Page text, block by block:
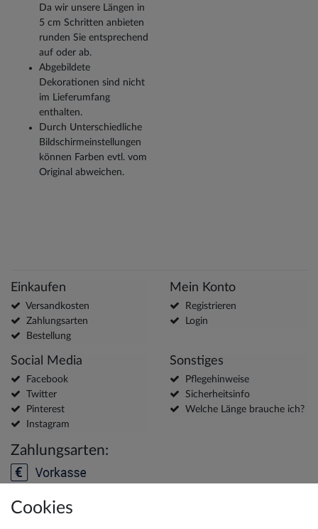
Da wir unsere Längen in
5 cm Schritten anbieten
runden Sie entsprechend
auf oder ab.
Abgebildete
Dekorationen sind nicht
im Lieferumfang
enthalten.
Durch Unterschiedliche
Bildschirmeinstellungen
können Farben evtl. vom
Original abweichen.
Einkaufen
Versandkosten
Zahlungsarten
Bestellung
Mein Konto
Registrieren
Login
Social Media
Facebook
Twitter
Pinterest
Instagram
Sonstiges
Pflegehinweise
Sicherheitsinfo
Welche Länge brauche ich?
Zahlungsarten:
Cookies